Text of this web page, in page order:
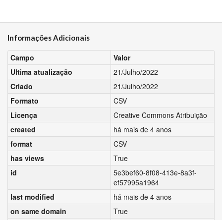
Informações Adicionais
Campo
Valor
Ultima atualização
21/Julho/2022
Criado
21/Julho/2022
Formato
CSV
Licença
Creative Commons Atribuição
created
há mais de 4 anos
format
CSV
has views
True
id
5e3bef60-8f08-413e-8a3f-
ef57995a1964
last modified
há mais de 4 anos
on same domain
True